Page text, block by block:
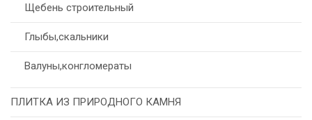
Щебень строительный
Глыбы,скальники
Валуны,конгломераты
ПЛИТКА ИЗ ПРИРОДНОГО КАМНЯ